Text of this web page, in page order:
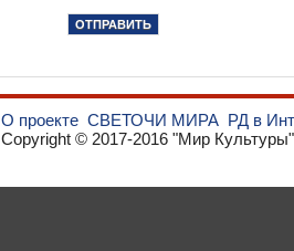
О проекте СВЕТОЧИ МИРА РД в
Copyright © 2017-2016 "Мир Культуры"